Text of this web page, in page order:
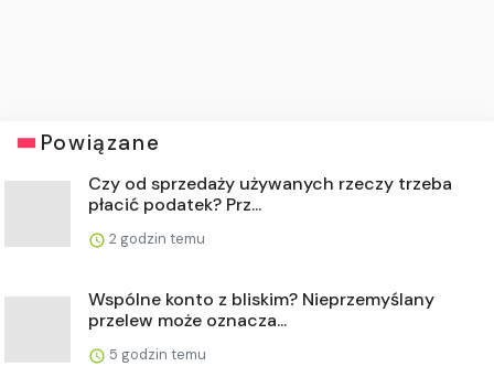
Powiązane
Czy od sprzedaży używanych rzeczy trzeba
płacić podatek? Prz...
2 godzin temu
Wspólne konto z bliskim? Nieprzemyślany
przelew może oznacza...
5 godzin temu